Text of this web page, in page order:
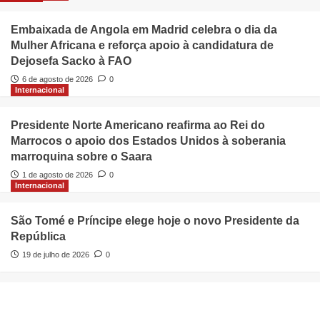
Embaixada de Angola em Madrid celebra o dia da
Mulher Africana e reforça apoio à candidatura de
Dejosefa Sacko à FAO
6 de agosto de 2026
0
Internacional
Presidente Norte Americano reafirma ao Rei do
Marrocos o apoio dos Estados Unidos à soberania
marroquina sobre o Saara
1 de agosto de 2026
0
Internacional
São Tomé e Príncipe elege hoje o novo Presidente da
República
19 de julho de 2026 0